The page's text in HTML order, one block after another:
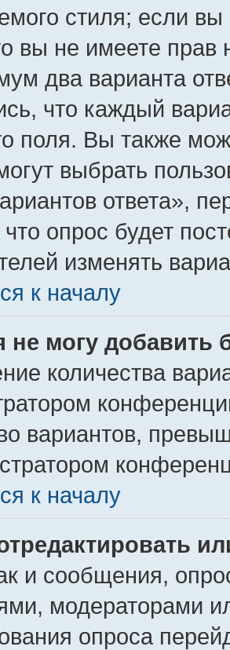
стиля; если
вы не имеете прав
два варианта
что каждый
поля. Вы также
выбрать
ответа»,
что опрос будет
изменять
к началу
не могу добавить
количества
вариантов,
к началу
и сообщения,
модераторами
опроса